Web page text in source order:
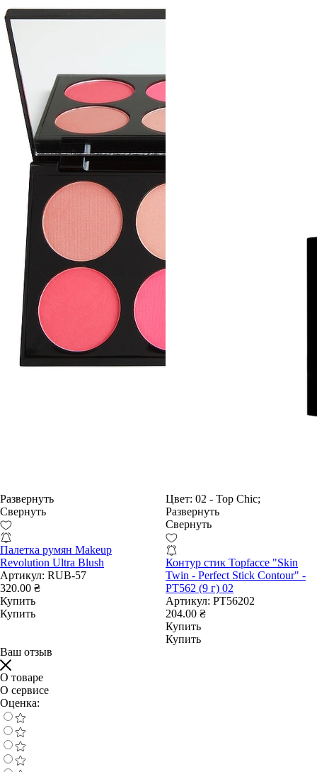
Развернуть
Свернуть
Палетка румян Makeup
Revolution Ultra Blush
Артикул: RUB-57
320.00 ₴
Купить
Купить
Цвет: 02 - Top Chic;
Развернуть
Свернуть
Контур стик Topfacce "Skin
Twin - Perfect Stick Contour" -
PT562 (9 г) 02
Артикул: PT56202
204.00 ₴
Купить
Купить
Ваш отзыв
О товаре
О сервисе
Оценка: